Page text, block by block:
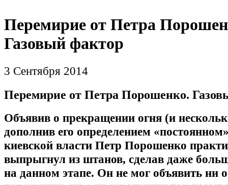
Перемирие от Петра
Газовый фактор
3 Сентября 2014
Перемирие от Петра Порошенко.
Объявив о прекращении огня (и
дополнив его определением
киевской власти Петр Порошенко
выпрыгнул из штанов, сделав даже
на данном этапе. Он не мог объявить ни